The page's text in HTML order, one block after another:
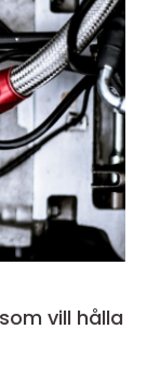
vill hålla